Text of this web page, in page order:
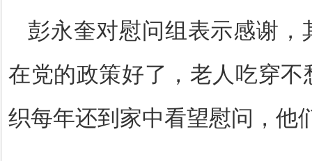
彭永奎对慰问组表示感谢，
在党的政策好了，老人吃穿
织每年还到家中看望慰问，他